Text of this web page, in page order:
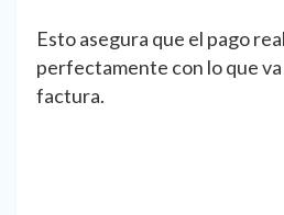
Esto asegura que el pago
perfectamente con lo que va
factura.